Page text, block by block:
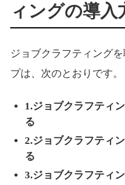
ィングの導入
ジョブクラフティング
プは、次のとおりです。
1.ジョブクラフティ
る
2.ジョブクラフティ
る
3.ジョブクラフティ